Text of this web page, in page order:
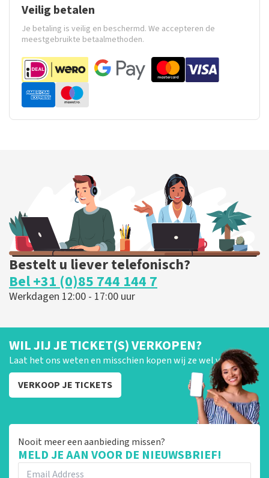
Veilig betalen
Je betaling is veilig en beschermd. We accepteren de
meestgebruikte betaalmethoden.
Bestelt u liever telefonisch?
Bel +31 (0)85 744 144 7
Werkdagen 12:00 - 17:00 uur
WIL JIJ JE TICKET(S) VERKOPEN?
Laat het ons weten en misschien kopen wij ze wel van je!
VERKOOP JE TICKETS
Nooit meer een aanbieding missen?
MELD JE AAN VOOR DE NIEUWSBRIEF!